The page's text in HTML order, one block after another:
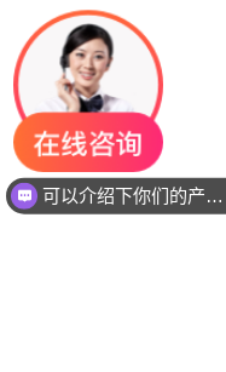
你们是是需要贴片还是插件灯珠呢？